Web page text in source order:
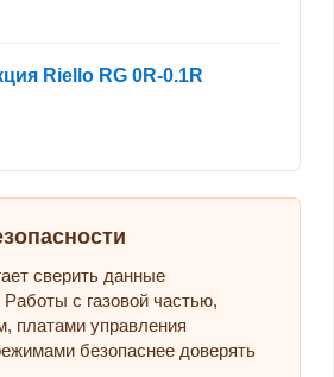
Riello RG 0R-0.1R
сверить данные
Работы с газовой частью,
платами управления
безопаснее доверять